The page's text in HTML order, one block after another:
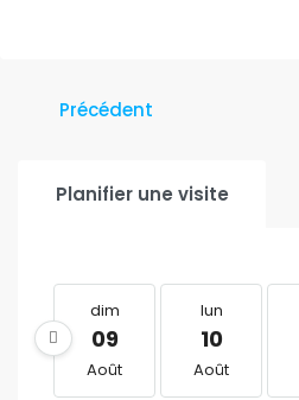
Précédent
Planifier une visite
dim
09
Août
lun
10
Août